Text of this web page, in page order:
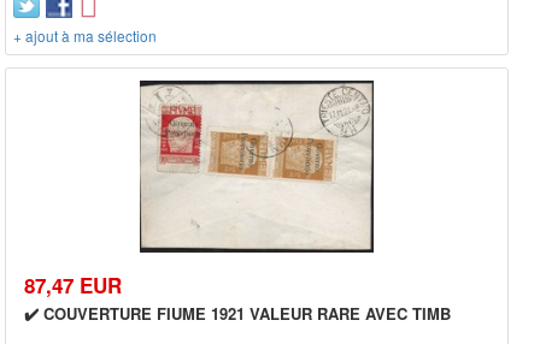
+ ajout à ma sélection
87,47 EUR
✔️ COUVERTURE FIUME 1921 VALEUR RARE AVEC TIMB